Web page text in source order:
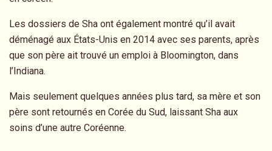
Les dossiers de Sha ont également montré qu’il avait
déménagé aux États-Unis en 2014 avec ses parents, après
que son père ait trouvé un emploi à Bloomington, dans
l’Indiana.
Mais seulement quelques années plus tard, sa mère et son
père sont retournés en Corée du Sud, laissant Sha aux
soins d’une autre Coréenne.